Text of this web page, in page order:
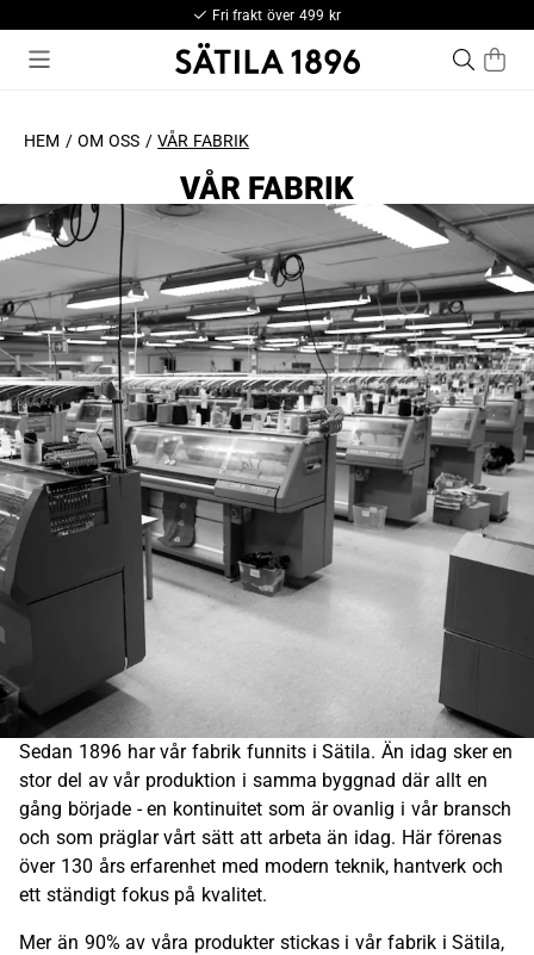
Fri frakt över 499 kr
HEM OM OSS VÅR FABRIK
VÅR FABRIK
Sedan 1896 har vår fabrik funnits i Sätila. Än idag sker en
stor del av vår produktion i samma byggnad där allt en
gång började - en kontinuitet som är ovanlig i vår bransch
och som präglar vårt sätt att arbeta än idag. Här förenas
över 130 års erfarenhet med modern teknik, hantverk och
ett ständigt fokus på kvalitet.
Mer än 90% av våra produkter stickas i vår fabrik i Sätila,